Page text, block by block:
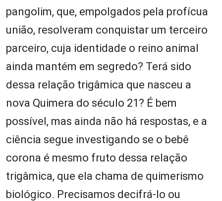
pangolim, que, empolgados pela profícua
união, resolveram conquistar um terceiro
parceiro, cuja identidade o reino animal
ainda mantém em segredo? Terá sido
dessa relação trigâmica que nasceu a
nova Quimera do século 21? É bem
possível, mas ainda não há respostas, e a
ciência segue investigando se o bebê
corona é mesmo fruto dessa relação
trigâmica, que ela chama de quimerismo
biológico. Precisamos decifrá-lo ou